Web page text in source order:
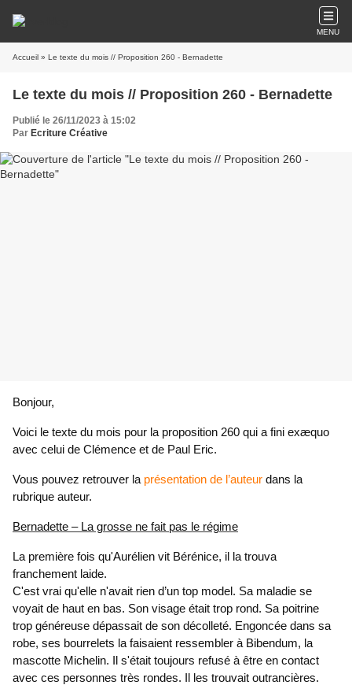
MENU
Accueil » Le texte du mois // Proposition 260 - Bernadette
Le texte du mois // Proposition 260 - Bernadette
Publié le 26/11/2023 à 15:02
Par Ecriture Créative
Bonjour,
Voici le texte du mois pour la proposition 260 qui a fini exæquo
avec celui de Clémence et de Paul Eric.
Vous pouvez retrouver la présentation de l’auteur dans la
rubrique auteur.
Bernadette – La grosse ne fait pas le régime
La première fois qu'Aurélien vit Bérénice, il la trouva
franchement laide.
C'est vrai qu'elle n'avait rien d’un top model. Sa maladie se
voyait de haut en bas. Son visage était trop rond. Sa poitrine
trop généreuse dépassait de son décolleté. Engoncée dans sa
robe, ses bourrelets la faisaient ressembler à Bibendum, la
mascotte Michelin. Il s'était toujours refusé à être en contact
avec ces personnes très rondes. Il les trouvait outrancières.